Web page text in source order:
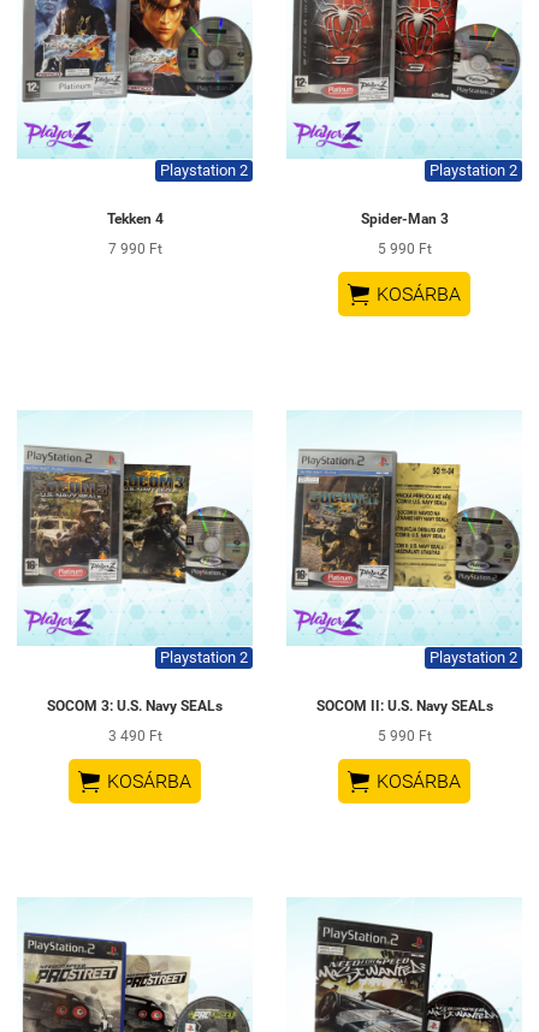
Playstation 2
Tekken 4
7 990 Ft
Playstation 2
Spider-Man 3
5 990 Ft
 KOSÁRBA
Playstation 2
SOCOM 3: U.S. Navy SEALs
3 490 Ft
 KOSÁRBA
Playstation 2
SOCOM II: U.S. Navy SEALs
5 990 Ft
 KOSÁRBA